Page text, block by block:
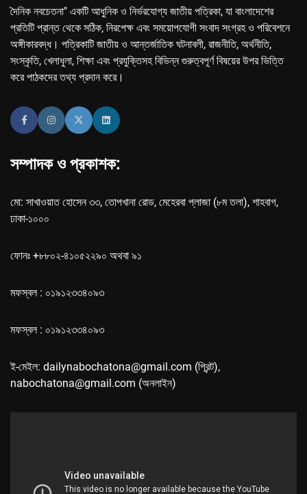
দৈনিক নবচেতনা" একটি আধুনিক ও নির্ভরযোগ্য জাতীয় পত্রিকা, যা বাংলাদেশের
প্রতিটি প্রান্ত থেকে সঠিক, নিরপেক্ষ এবং সময়োপযোগী সংবাদ সংগ্রহ ও পরিবেশনে
অঙ্গীকারবদ্ধ। পত্রিকাটি জাতীয় ও আন্তর্জাতিক ঘটনাবলী, রাজনীতি, অর্থনীতি,
সংস্কৃতি, খেলাধুলা, শিক্ষা এবং প্রযুক্তিসহ বিভিন্ন গুরুত্বপূর্ণ বিষয়ের উপর ভিত্তি
করে পাঠকদের তথ্য প্রদান করে।
সম্পাদক ও প্রকাশক:
মো: সাখাওয়াত হোসেন ৩৩, তোপখানা রোড, মেহেরবা প্লাজা (৮ম তলা), শাহবাগ,
ঢাকা-১০০০
ফোনঃ +৮৮০২-৪১০৫২২৯০ অথবা ৯১
মফস্বল : ০১৯১২৩৩৪০৯৩
মফস্বল : ০১৯১২৩৩৪০৯৩
ই-মেইল: dailynabochatona@gmail.com (প্রিন্ট),
nabochatona@gmail.com (অনলাইন)